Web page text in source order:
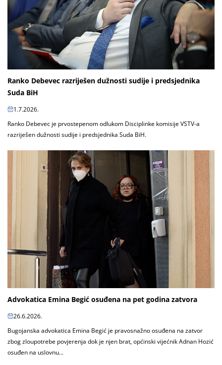
Ranko Debevec razriješen dužnosti sudije i predsjednika
Suda BiH
1.7.2026.
Ranko Debevec je prvostepenom odlukom Disciplinke komisije VSTV-a
razriješen dužnosti sudije i predsjednika Suda BiH.
Advokatica Emina Begić osuđena na pet godina zatvora
26.6.2026.
Bugojanska advokatica Emina Begić je pravosnažno osuđena na zatvor
zbog zloupotrebe povjerenja dok je njen brat, općinski vijećnik Adnan Hozić
osuđen na uslovnu...